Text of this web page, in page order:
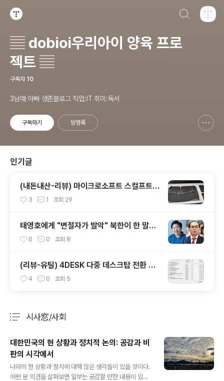
▤ dobioi우리아이 양육 프로
젝트 ▤
구독자 10
3남매 아빠 생존블로그 직업:IT 취미:독서
구독하기 방명록
인기글
(내돈내산-리뷰) 마이크로소프트 스컬프트
에고노믹 데스크탑 무선 키보드 마우스세트
3 1 조회 29
태영호에게 "변절자가 발악" 북한이 한 말이
아닙니다 여당 문정복 의원이 페북에 올린 글,
0 0 조회 8
(리뷰-유틸) 4DESK 다중 데스크탑 전환 프
로그램 -윈도우 화면 분할
4 0 조회 5
시사窓/사회
대한민국의 현 상황과 정치적 논의: 공감과 비
판의 시각에서
나라의 현 상황과 정치에 대해 많은 생각들이 있을 것이다.
어떤 분 의견을 살펴보면 일부는 공감할 만한 내용이 있고,